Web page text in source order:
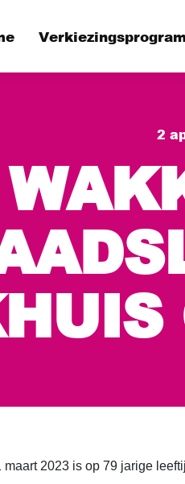
Wat hebben we
2
maart 2023 is op 79 jarige